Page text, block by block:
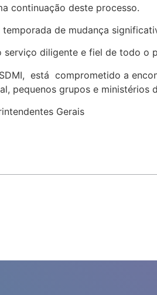
continuação deste processo.
de mudança
diligente e fiel de todo o
está comprometido a
pequenos grupos e ministérios
Gerais